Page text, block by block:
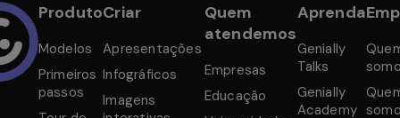
Produto
Modelos
Primeiros
passos
Criar
Apresentações
Infográficos
Imagens
Quem
atendemos
Empresas
Educação
Aprenda
Genially
Talks
Genially
Academy